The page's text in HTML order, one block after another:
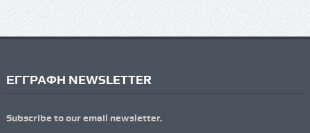
ΕΓΓΡΑΦΗ NEWSLETTER
Subscribe to our email newsletter.